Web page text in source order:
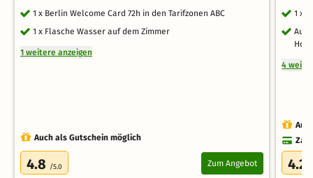
1 x Berlin Welcome Card 72h in den Tarifzonen ABC
1 x Flasche Wasser auf dem Zimmer
1 weitere anzeigen
Auch als Gutschein möglich
4.8 /5.0 Zum Angebot
1 x
4
4.2